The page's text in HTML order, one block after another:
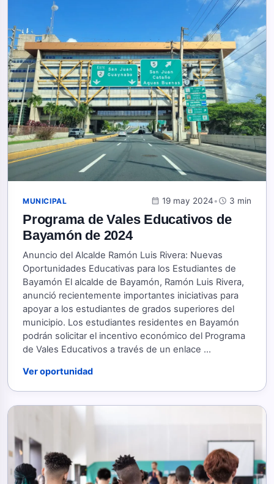
MUNICIPAL calendar_month 19 may 2024•schedule 3 min
Programa de Vales Educativos de
Bayamón de 2024
Anuncio del Alcalde Ramón Luis Rivera: Nuevas
Oportunidades Educativas para los Estudiantes de
Bayamón El alcalde de Bayamón, Ramón Luis Rivera,
anunció recientemente importantes iniciativas para
apoyar a los estudiantes de grados superiores del
municipio. Los estudiantes residentes en Bayamón
podrán solicitar el incentivo económico del Programa
de Vales Educativos a través de un enlace ...
Ver oportunidad